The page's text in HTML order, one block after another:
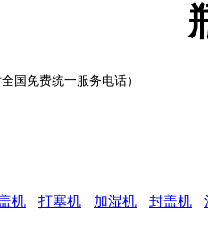
全国免费统一服务电话）
机 打塞机 加湿机 封盖机